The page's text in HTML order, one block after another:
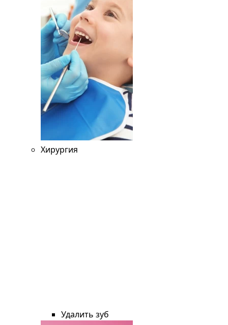
Хирургия
Удалить зуб